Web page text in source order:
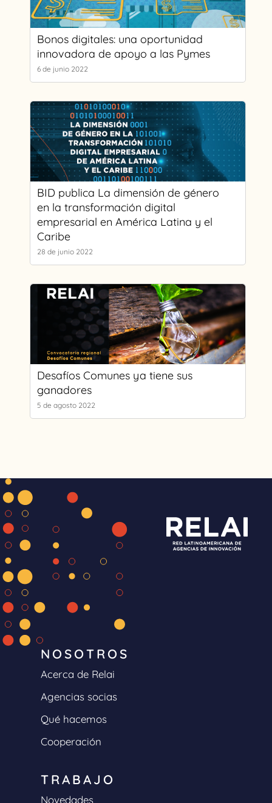
Bonos digitales: una oportunidad
innovadora de apoyo a las Pymes
6 de junio 2022
BID publica La dimensión de género
en la transformación digital
empresarial en América Latina y el
Caribe
28 de junio 2022
Desafíos Comunes ya tiene sus
ganadores
5 de agosto 2022
NOSOTROS
Acerca de Relai
Agencias socias
Qué hacemos
Cooperación
TRABAJO
Novedades